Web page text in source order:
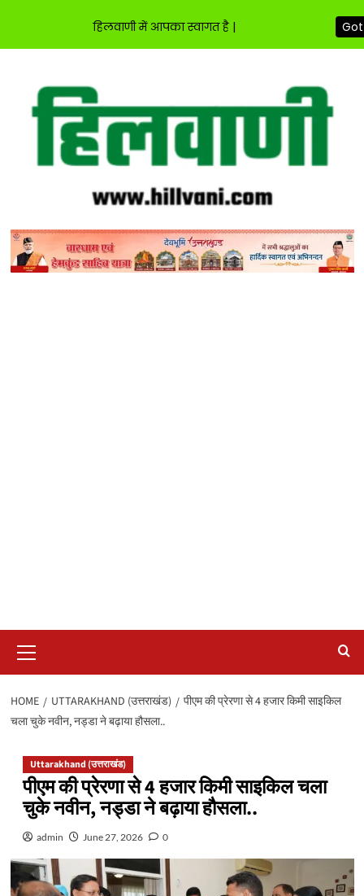
content
Menu
HOME UTTARAKHAND (उत्तराखंड)
पीएम की प्रेरणा से 4 हजार किमी साइकिल
चला चुके नवीन, नड्डा ने बढ़ाया हौसला..
Uttarakhand (उत्तराखंड)
पीएम की प्रेरणा से 4 हजार किमी साइकिल चला
चुके नवीन, नड्डा ने बढ़ाया हौसला..
admin June 27, 2026 0
हिलवाणी में आपका स्वागत है |